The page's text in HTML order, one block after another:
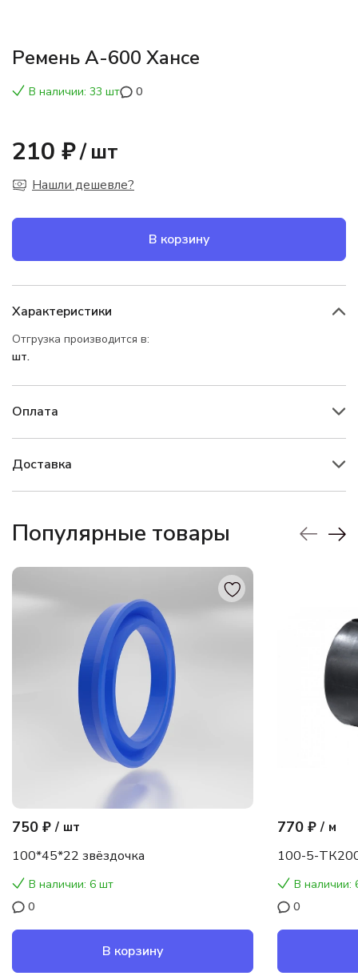
Ремень А-600 Хансе
В наличии: 33 шт 0
210 ₽/ шт
Нашли дешевле?
В корзину
Характеристики
Отгрузка производится в:
шт.
Оплата
Доставка
Популярные товары
750 ₽ / шт
100*45*22 звёздочка
В наличии: 6 шт
0
В корзину
770 ₽ / м
100-5-
В наличии:
0